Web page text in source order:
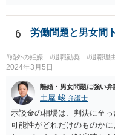
難しいと思われれば、弁護
い。 一度、お近くの弁護士
6 労働問題と男女間
#婚外の妊娠 #退職勧奨 #退職理
2024年3月5日
離婚・男女問題に強い弁
土屋 峻 弁護士
示談金の相場は、判決に至
可能性がどれだけのものか